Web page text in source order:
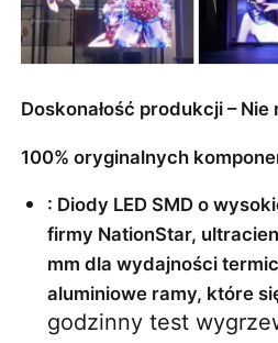
Doskonałość produkcji – Nie
100% oryginalnych
: Diody LED SMD o
firmy NationStar,
mm dla wydajności
aluminiowe ramy, które
godzinny test